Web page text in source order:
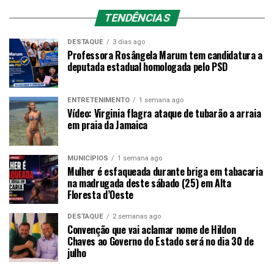
TENDÊNCIAS
DESTAQUE 3 dias ago
Professora Rosângela Marum tem candidatura a
deputada estadual homologada pelo PSD
ENTRETENIMENTO 1 semana ago
Vídeo: Virginia flagra ataque de tubarão a arraia
em praia da Jamaica
MUNICÍPIOS 1 semana ago
Mulher é esfaqueada durante briga em tabacaria
na madrugada deste sábado (25) em Alta
Floresta d’Oeste
DESTAQUE 2 semanas ago
Convenção que vai aclamar nome de Hildon
Chaves ao Governo do Estado será no dia 30 de
julho